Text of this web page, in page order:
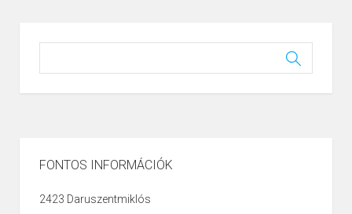
FONTOS INFORMÁCIÓK
2423 Daruszentmiklós